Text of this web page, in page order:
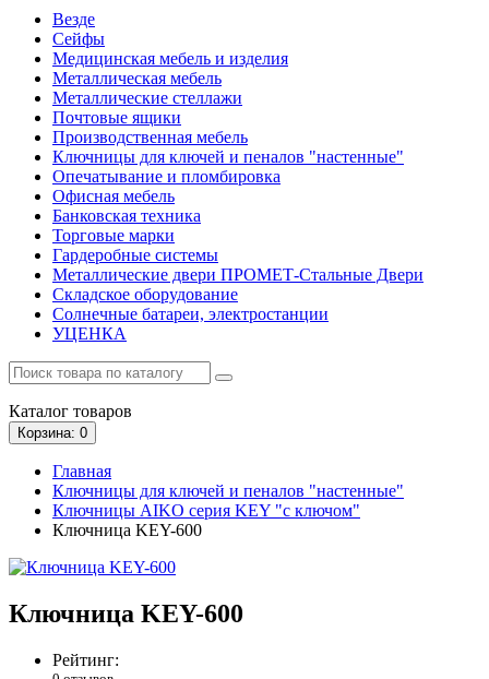
Везде
Сейфы
Медицинская мебель и изделия
Металлическая мебель
Металлические стеллажи
Почтовые ящики
Производственная мебель
Ключницы для ключей и пеналов "настенные"
Опечатывание и пломбировка
Офисная мебель
Банковская техника
Торговые марки
Гардеробные системы
Металлические двери ПРОМЕТ-Стальные Двери
Складское оборудование
Солнечные батареи, электростанции
УЦЕНКА
Каталог товаров
Корзина: 0
Главная
Ключницы для ключей и пеналов "настенные"
Ключницы AIKO серия KEY "с ключом"
Ключница KEY-600
Ключница KEY-600
Рейтинг: